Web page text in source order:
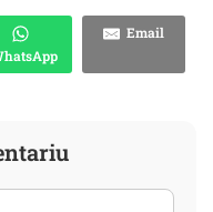
Email